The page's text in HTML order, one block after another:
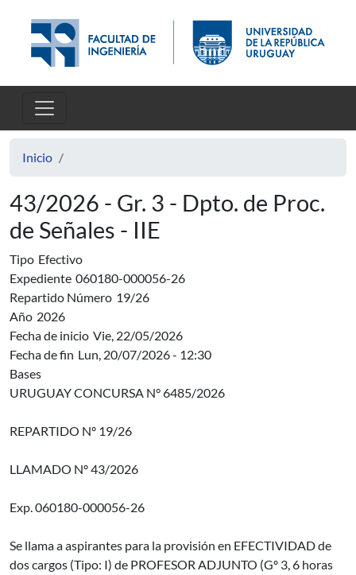
Inicio
43/2026 - Gr. 3 - Dpto. de Proc.
de Señales - IIE
Tipo Efectivo
Expediente 060180-000056-26
Repartido Número 19/26
Año 2026
Fecha de inicio Vie, 22/05/2026
Fecha de fin Lun, 20/07/2026 - 12:30
Bases
URUGUAY CONCURSA N° 6485/2026
REPARTIDO Nº 19/26
LLAMADO Nº 43/2026
Exp. 060180-000056-26
Se llama a aspirantes para la provisión en EFECTIVIDAD de
dos cargos (Tipo: I) de PROFESOR ADJUNTO (Gº 3, 6 horas